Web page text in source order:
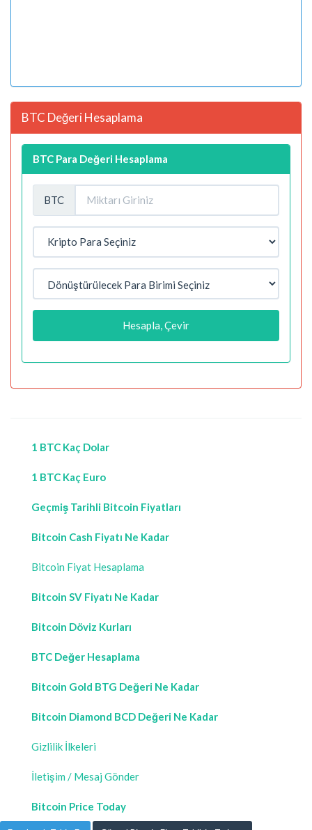
BTC Değeri Hesaplama
BTC Para Değeri Hesaplama
BTC
Hesapla, Çevir
1 BTC Kaç Dolar
1 BTC Kaç Euro
Geçmiş Tarihli Bitcoin Fiyatları
Bitcoin Cash Fiyatı Ne Kadar
Bitcoin Fiyat Hesaplama
Bitcoin SV Fiyatı Ne Kadar
Bitcoin Döviz Kurları
BTC Değer Hesaplama
Bitcoin Gold BTG Değeri Ne Kadar
Bitcoin Diamond BCD Değeri Ne Kadar
Gizlilik İlkeleri
İletişim / Mesaj Gönder
Bitcoin Price Today